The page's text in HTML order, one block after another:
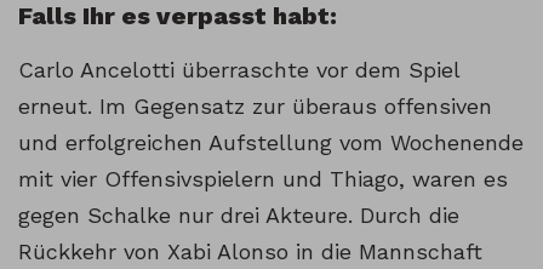
Falls Ihr es verpasst habt:
Carlo Ancelotti überraschte vor dem Spiel
erneut. Im Gegensatz zur überaus offensiven
und erfolgreichen Aufstellung vom Wochenende
mit vier Offensivspielern und Thiago, waren es
gegen Schalke nur drei Akteure. Durch die
Rückkehr von Xabi Alonso in die Mannschaft